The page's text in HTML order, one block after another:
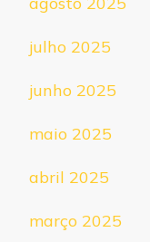
julho 2025
junho 2025
maio 2025
abril 2025
março 2025